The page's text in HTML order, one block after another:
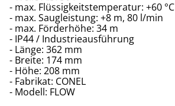
- max. Flüssigkeitstemperatur: +60 °C
- max. Saugleistung: +8 m, 80 l/min
- max. Förderhöhe: 34 m
- IP44 / Industrieausführung
- Länge: 362 mm
- Breite: 174 mm
- Höhe: 208 mm
- Fabrikat: CONEL
- Modell: FLOW